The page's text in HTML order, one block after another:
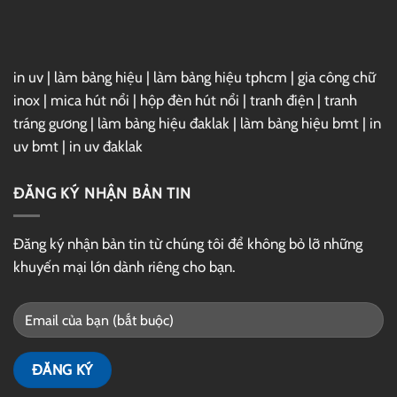
in uv | làm bảng hiệu | làm bảng hiệu tphcm | gia công chữ
inox | mica hút nổi | hộp đèn hút nổi | tranh điện | tranh
tráng gương | làm bảng hiệu đaklak | làm bảng hiệu bmt | in
uv bmt | in uv đaklak
ĐĂNG KÝ NHẬN BẢN TIN
Đăng ký nhận bản tin từ chúng tôi để không bỏ lỡ những
khuyến mại lớn dành riêng cho bạn.